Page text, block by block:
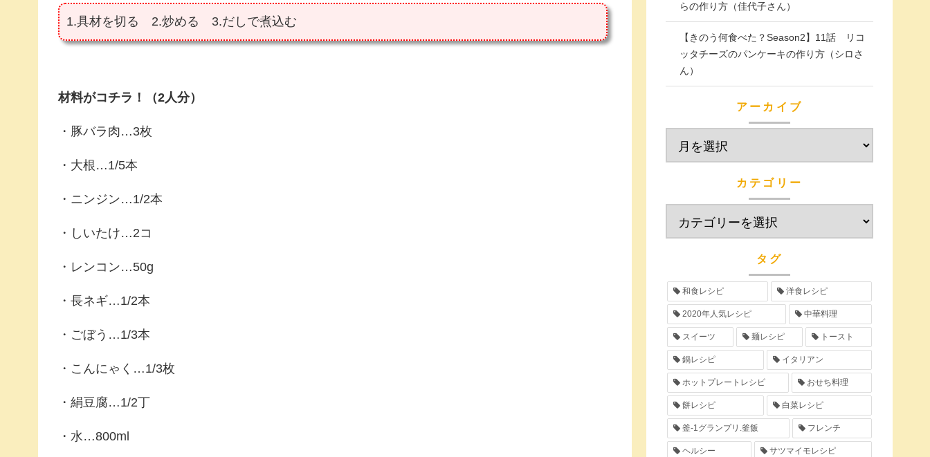
1.具材を切る 2.炒める 3.だしで煮込む
材料がコチラ！（2人分）
・豚バラ肉…3枚
・大根…1/5本
・ニンジン…1/2本
・しいたけ…2コ
・レンコン…50g
・長ネギ…1/2本
・ごぼう…1/3本
・こんにゃく…1/3枚
・絹豆腐…1/2丁
・水…800ml
らの作り方（佳代子さん）
【きのう何食べた？Season2】11話 リコ
ッタチーズのパンケーキの作り方（シロさ
ん）
アーカイブ
カテゴリー
タグ
和食レシピ 洋食レシピ
2020年人気レシピ 中華料理
スイーツ 麺レシピ トースト
鍋レシピ イタリアン
ホットプレートレシピ おせち料理
餅レシピ 白菜レシピ
釜-1グランプリ.釜飯 フレンチ
ヘルシー サツマイモレシピ